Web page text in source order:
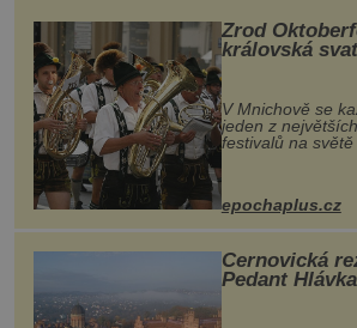
Zrod
královská
odstartovala
festival světa
V Mnichově se
jeden z
festivalů na
návštěvníků, kteří
kultur...
epochaplus.cz
Černovická
Pedant